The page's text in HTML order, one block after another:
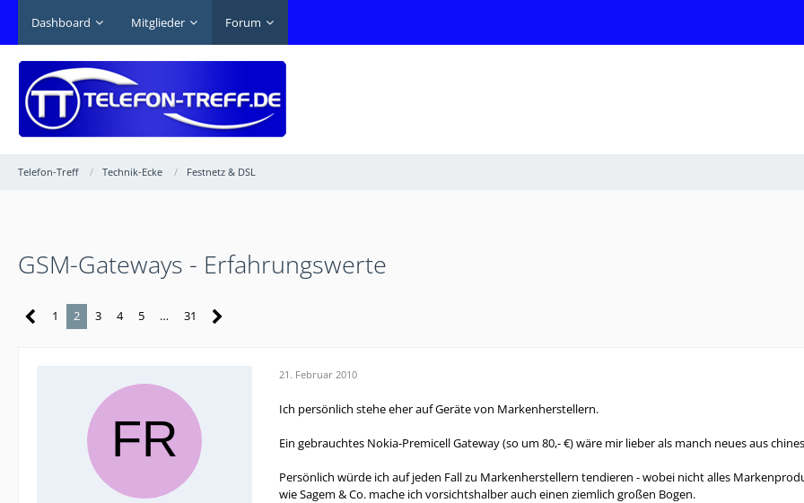
Dashboard Mitglieder Forum
Telefon-Treff Technik-Ecke Festnetz & DSL
GSM-Gateways - Erfahrungswerte
1 2 3 4 5 … 31
21. Februar 2010
Ich persönlich stehe eher auf Geräte von Markenherstellern.
Ein gebrauchtes Nokia-Premicell Gateway (so um 80,- €) wäre mir lieber als manch neues aus
Persönlich würde ich auf jeden Fall zu Markenherstellern tendieren - wobei nicht alles
wie Sagem & Co. mache ich vorsichtshalber auch einen ziemlich großen Bogen.